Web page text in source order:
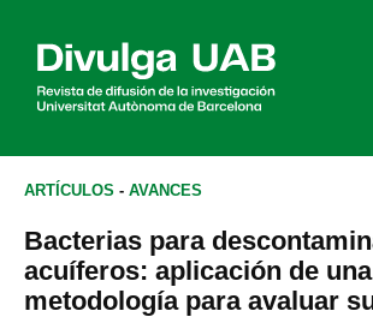
ARTÍCULOS - AVANCES
Bacterias para
acuíferos: aplicación de una
metodología para avaluar